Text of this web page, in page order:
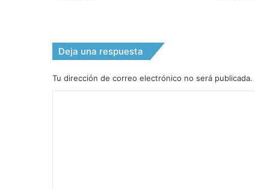
Deja una respuesta
Tu dirección de correo electrónico no será publicada.